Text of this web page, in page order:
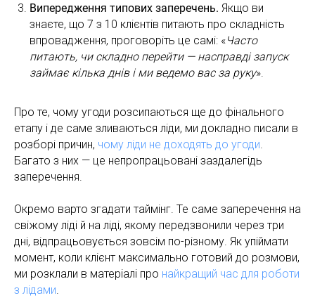
Випередження типових заперечень. Якщо ви
знаєте, що 7 з 10 клієнтів питають про складність
впровадження, проговоріть це самі: «Часто
питають, чи складно перейти — насправді запуск
займає кілька днів і ми ведемо вас за руку».
Про те, чому угоди розсипаються ще до фінального
етапу і де саме зливаються ліди, ми докладно писали в
розборі причин, чому ліди не доходять до угоди.
Багато з них — це непропрацьовані заздалегідь
заперечення.
Окремо варто згадати таймінг. Те саме заперечення на
свіжому ліді й на ліді, якому передзвонили через три
дні, відпрацьовується зовсім по-різному. Як упіймати
момент, коли клієнт максимально готовий до розмови,
ми розклали в матеріалі про найкращий час для роботи
з лідами.